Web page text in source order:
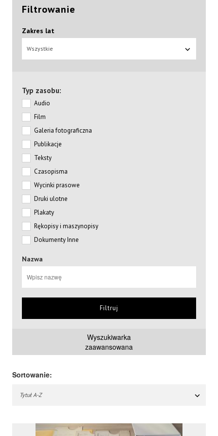
Filtrowanie
Zakres lat
Wszystkie
Typ zasobu:
Audio
Film
Galeria fotograficzna
Publikacje
Teksty
Czasopisma
Wycinki prasowe
Druki ulotne
Plakaty
Rękopisy i maszynopisy
Dokumenty Inne
Nazwa
Filtruj
Wyszukiwarka
zaawansowana
Sortowanie:
Tytuł A-Z